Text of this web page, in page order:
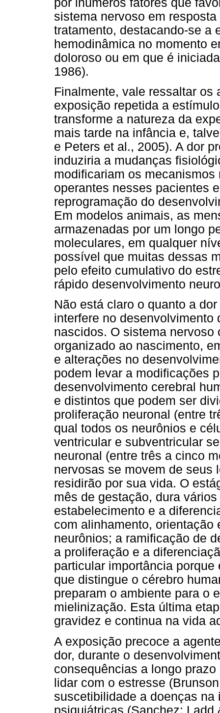
por inúmeros fatores que
sistema nervoso em
tratamento, destacando-se a
hemodinâmica no momento
doloroso ou em que é
1986).
Finalmente, vale ressaltar os
exposição repetida a
transforme a natureza da
mais tarde na infância e,
e Peters et al., 2005). A dor
induziria a mudanças
modificariam os
operantes nesses pacientes
reprogramação do
Em modelos animais, as
armazenadas por um longo
moleculares, em qualquer
possível que muitas dessas
pelo efeito cumulativo do
rápido desenvolvimento
Não está claro o quanto a
interfere no desenvolvimento
nascidos. O sistema
organizado ao nascimento,
e alterações no
podem levar a modificações
desenvolvimento cerebral
e distintos que podem ser
proliferação neuronal (entre
qual todos os neurônios e
ventricular e subventricular
neuronal (entre três a cinco
nervosas se movem de seus
residirão por sua vida. O
mês de gestação, dura
estabelecimento e a
com alinhamento,
neurônios; a ramificação de
a proliferação e a
particular importância
que distingue o cérebro
preparam o ambiente para o
mielinização. Esta última
gravidez e continua na vida
A exposição precoce a
dor, durante o
consequências a longo
lidar com o estresse
suscetibilidade a doenças
psiquiátricas (Sanchez;